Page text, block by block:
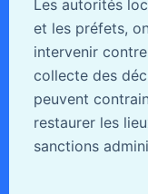
Les autorités
et les préfets,
intervenir
collecte des
peuvent
restaurer les
sanctions